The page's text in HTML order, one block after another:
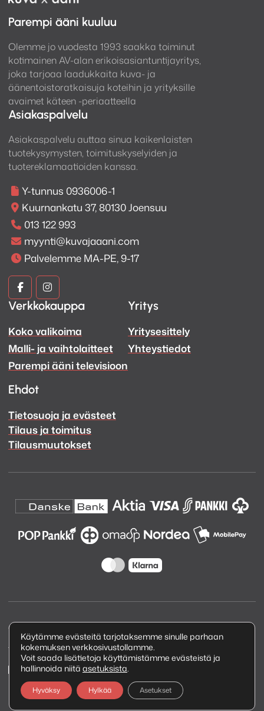
Parempi ääni kuuluu
Olemme jo vuodesta 1993 saakka toiminut
kotimainen AV-alan erikoisasiantuntijayritys,
joka tarjoaa laadukkaita kuva- ja
äänentoistoratkaisuja koteihin ja yrityksille
avaimet käteen -periaatteella
Asiakaspalvelu
Asiakaspalvelu auttaa sinua kaikenlaisten
tuotekysymysten, toimituskyselyiden ja
tuotereklamaatioiden kanssa.
Y-tunnus 0936006-1
Kuurnankatu 37, 80130 Joensuu
013 122 993
myynti@kuvajaaani.com
Palvelemme MA-PE, 9-17
Kuva
ja
Ääni
Facebook
Kuva
ja
Ääni
Instagram
Verkkokauppa
Koko valikoima
Malli- ja vaihtolaitteet
Parempi ääni televisioon
Yritys
Yritysesittely
Yhteystiedot
Ehdot
Tietosuoja ja evästeet
Tilaus ja toimitus
Tilausmuutokset
Copyright © 2026 Kuva ja Ääni Oy
Tietosuojaseloste
Käytämme evästeitä tarjotaksemme sinulle parhaan
kokemuksen verkkosivustollamme.
Voit saada lisätietoja käyttämistämme evästeistä ja
hallinnoida niitä asetuksista.
Hyväksy Hylkää Asetukset